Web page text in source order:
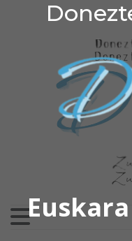
Euskara
Ir al contenido